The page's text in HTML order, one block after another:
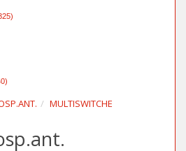
MULTISWITCHE